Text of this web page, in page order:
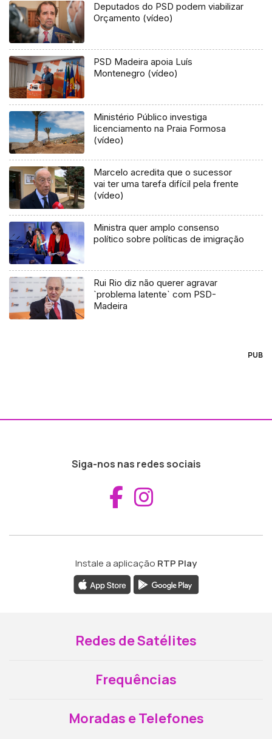
Deputados do PSD podem viabilizar
Orçamento (vídeo)
PSD Madeira apoia Luís
Montenegro (vídeo)
Ministério Público investiga
licenciamento na Praia Formosa
(vídeo)
Marcelo acredita que o sucessor
vai ter uma tarefa difícil pela frente
(vídeo)
Ministra quer amplo consenso
político sobre políticas de imigração
Rui Rio diz não querer agravar
`problema latente` com PSD-
Madeira
PUB
Siga-nos nas redes sociais
Aceder ao
Instale a aplicação RTP Play
Redes de Satélites
Frequências
Moradas e Telefones